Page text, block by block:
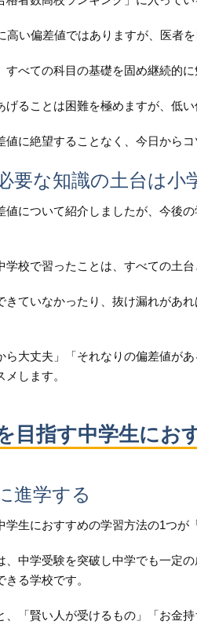
高い偏差値ではありますが、医者
すべての科目の基礎を固め継続的
げることは困難を極めますが、低
値に絶望することなく、今日から
要な知識の土台は小
値について紹介しましたが、今後
学校で習ったことは、すべての土台
きていなかったり、抜け漏れがあ
ら大丈夫」「それなりの偏差値が
します。
目指す中学生にお
進学する
学生におすすめの学習方法の1つが
、中学受験を突破し中学でも一定
る学校です。
、「賢い人が受けるもの」「お金